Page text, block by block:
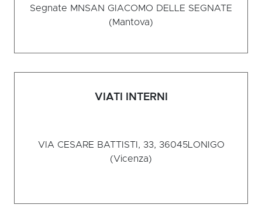
Segnate MNSAN GIACOMO DELLE SEGNATE
(Mantova)
VIATI INTERNI
VIA CESARE BATTISTI, 33, 36045LONIGO
(Vicenza)